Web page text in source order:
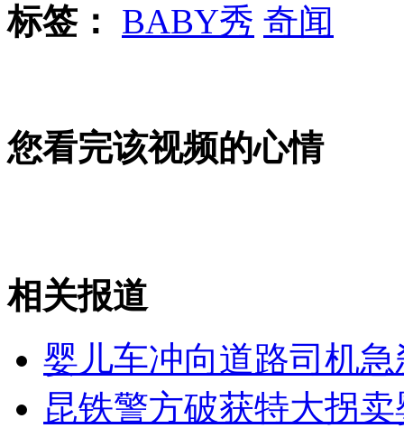
加拿大残肢案受害者为中国留学生
感染禽流感男童曾在广州接触活鸭
山西运城恶犬咬伤多人 警民合力深夜将其击毙
女孩北京地铁殴打老人 痛下狠手拳打脚踢
标签：
BABY秀 奇闻
您看完该视频的心情
相关报道
婴儿车冲向道路司机急
昆铁警方破获特大拐